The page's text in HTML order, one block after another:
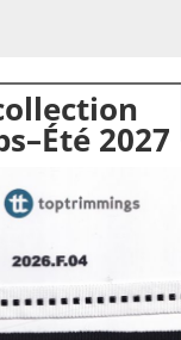
2027